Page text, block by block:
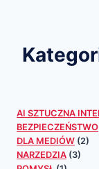
AI SZTUCZNA
BEZPIECZEŃSTWO
DLA MEDIÓW (2)
NARZEDZIA (3)